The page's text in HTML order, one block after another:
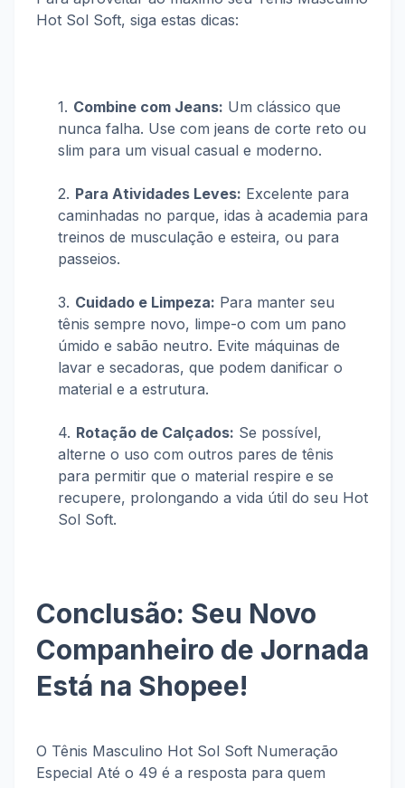
Hot Sol Soft, siga estas dicas:
Combine com Jeans: Um clássico que
nunca falha. Use com jeans de corte reto ou
slim para um visual casual e moderno.
Para Atividades Leves: Excelente para
caminhadas no parque, idas à academia para
treinos de musculação e esteira, ou para
passeios.
Cuidado e Limpeza: Para manter seu
tênis sempre novo, limpe-o com um pano
úmido e sabão neutro. Evite máquinas de
lavar e secadoras, que podem danificar o
material e a estrutura.
Rotação de Calçados: Se possível,
alterne o uso com outros pares de tênis
para permitir que o material respire e se
recupere, prolongando a vida útil do seu Hot
Sol Soft.
Conclusão: Seu Novo
Companheiro de Jornada
Está na Shopee!
O Tênis Masculino Hot Sol Soft Numeração
Especial Até o 49 é a resposta para quem